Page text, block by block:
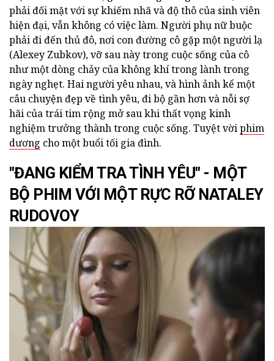
phải đối mặt với sự khiếm nhã và độ thô của sinh viên
hiện đại, vẫn không có việc làm. Người phụ nữ buộc
phải đi đến thủ đô, nơi con đường cô gặp một người lạ
(Alexey Zubkov), vỡ sau này trong cuộc sống của cô
như một dòng chảy của không khí trong lành trong
ngày nghẹt. Hai người yêu nhau, và hình ảnh kể một
câu chuyện đẹp về tình yêu, đi bộ gần hơn và nỗi sợ
hãi của trái tim rộng mở sau khi thất vọng kinh
nghiệm trưởng thành trong cuộc sống. Tuyệt vờiphim
dương cho một buổi tối gia đình.
"ĐANG KIỂM TRA TÌNH YÊU" - MỘT
BỘ PHIM VỚI MỘT RỰC RỠ NATALEY
RUDOVOY